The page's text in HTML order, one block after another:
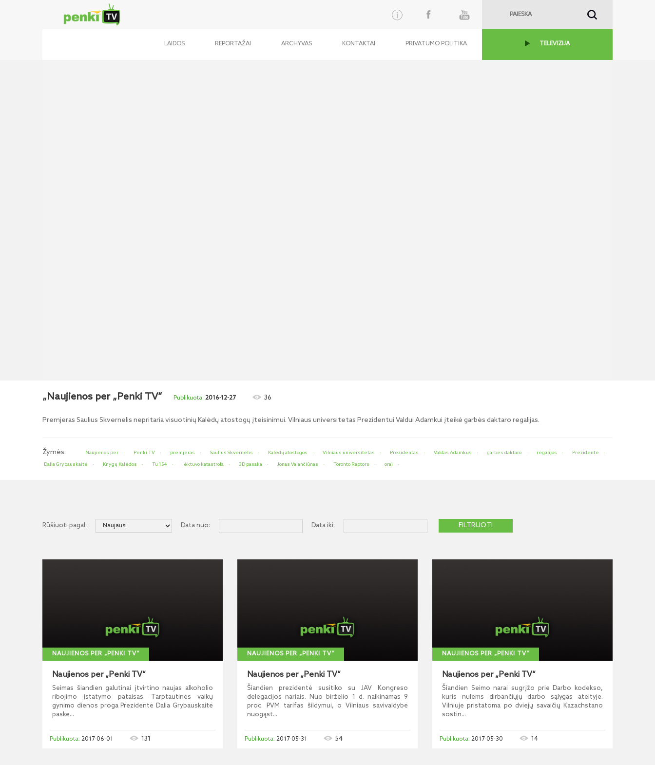
LAIDOS REPORTAŽAI ARCHYVAS KONTAKTAI PRIVATUMO POLITIKA TELEVIZIJA
„Naujienos per „Penki TV“ 2016-12-27 36
Premjeras Saulius Skvernelis nepritaria visuotinių Kalėdų atostogų įteisinimui. Vilniaus universitetas Prezidentui Valdui Adamkui įteikė garbės daktaro regalijas.
Žymės: Naujienos per Penki TV premjeras Saulius Skvernelis Kalėdų atostogos Vilniaus universitetas Prezidentas Valdas Adamkus garbės daktaro regalijos
Prezidentė
Dalia Grybauskaitė
Knygų Kalėdos Tu 154 lėktuvo katastrofa 3D pasaka Jonas Valančiūnas Toronto Raptors orai
Rūšiuoti pagal: Data nuo: Data iki:
NAUJIENOS PER „PENKI TV“
Naujienos per „Penki TV“
Seimas šiandien galutinai įtvirtino naujas alkoholio
ribojimo įstatymo pataisas. Tarptautinės vaikų
gynimo dienos proga Prezidentė Dalia Grybauskaitė
paske...
2017-06-01 131
NAUJIENOS PER „PENKI TV“
Naujienos per „Penki TV“
Šiandien prezidentė susitiko su JAV Kongreso
delegacijos nariais. Nuo birželio 1 d. naikinamas 9
proc. PVM tarifas šildymui, o Vilniaus savivaldybė
nuogąst...
2017-05-31 54
NAUJIENOS PER „PENKI TV“
Naujienos per „Penki TV“
Šiandien Seimo narai sugrįžo prie Darbo kodekso,
kuris nulems dirbančiųjų darbo sąlygas ateityje.
Vilniuje pristatoma po dviejų savaičių Kazachstano
sostin...
2017-05-30 14